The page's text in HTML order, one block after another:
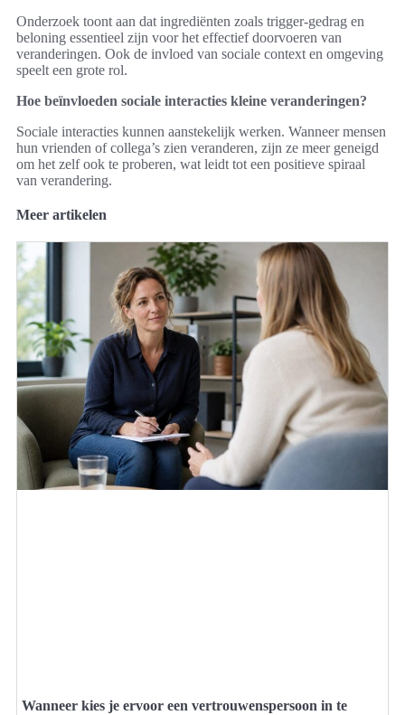
Onderzoek toont aan dat ingrediënten zoals trigger-gedrag en
beloning essentieel zijn voor het effectief doorvoeren van
veranderingen. Ook de invloed van sociale context en omgeving
speelt een grote rol.
Hoe beïnvloeden sociale interacties kleine veranderingen?
Sociale interacties kunnen aanstekelijk werken. Wanneer mensen
hun vrienden of collega’s zien veranderen, zijn ze meer geneigd
om het zelf ook te proberen, wat leidt tot een positieve spiraal
van verandering.
Meer artikelen
Wanneer kies je ervoor een vertrouwenspersoon in te